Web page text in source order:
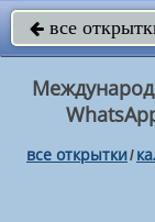
 все
все открытки/